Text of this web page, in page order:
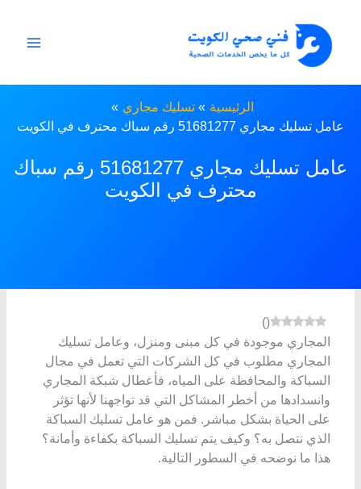
المحتوى
الرئيسية
تسليك مجاري
عامل تسليك مجاري 51681277 رقم سباك محترف في الكويت
عامل تسليك مجاري 51681277 رقم سباك
محترف في الكويت
(
)
المجاري موجودة في كل مبنى ومنزل، وعامل تسليك
المجاري مطلوب في كل الشركات التي تعمل في مجال
السباكة والمحافظة على المياه، فأعطال شبكة المجاري
وانسدادها من أخطر المشاكل التي قد تواجهنا لأنها تؤثر
على الحياة بشكل مباشر. فمن هو عامل تسليك السباكة
الذي نتصل به؟ وكيف يتم تسليك السباكة بكفاءة وأمانة؟
هذا ما نوضحه في السطور التالية.